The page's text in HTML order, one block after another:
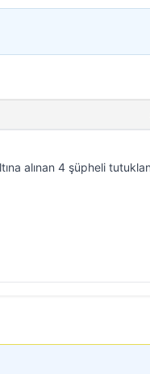
alınan 4 şüpheli